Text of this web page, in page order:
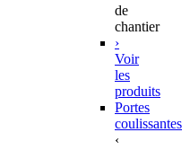
de
chantier
›
Voir
les
produits
Portes
coulissantes
‹